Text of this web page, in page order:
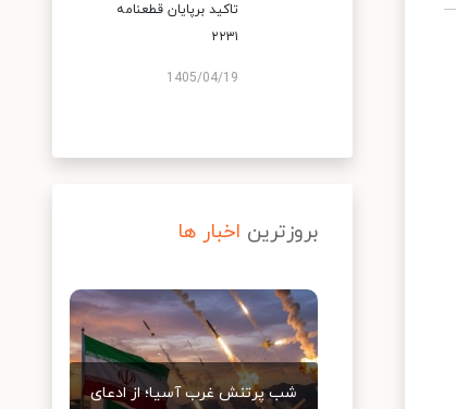
تاکید برپایان قطعنامه
۲۲۳۱
1405/04/19
بروزترین اخبار ها
شب پرتنش غرب آسیا؛ از ادعای